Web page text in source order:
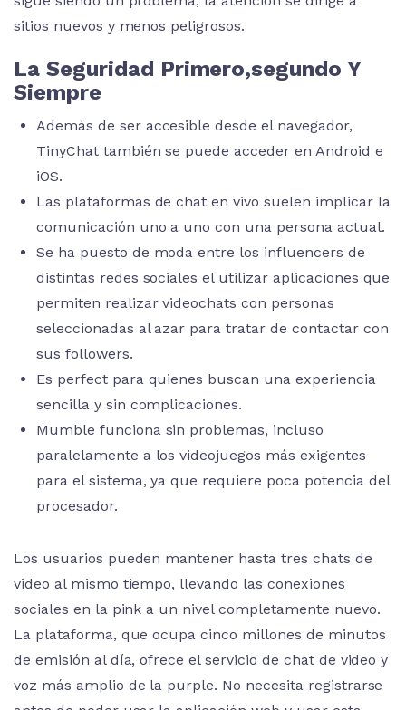
sitios nuevos y menos peligrosos.
La Seguridad Primero,segundo Y
Siempre
Además de ser accesible desde el navegador,
TinyChat también se puede acceder en Android e
iOS.
Las plataformas de chat en vivo suelen implicar la
comunicación uno a uno con una persona actual.
Se ha puesto de moda entre los influencers de
distintas redes sociales el utilizar aplicaciones que
permiten realizar videochats con personas
seleccionadas al azar para tratar de contactar con
sus followers.
Es perfect para quienes buscan una experiencia
sencilla y sin complicaciones.
Mumble funciona sin problemas, incluso
paralelamente a los videojuegos más exigentes
para el sistema, ya que requiere poca potencia del
procesador.
Los usuarios pueden mantener hasta tres chats de
video al mismo tiempo, llevando las conexiones
sociales en la pink a un nivel completamente nuevo.
La plataforma, que ocupa cinco millones de minutos
de emisión al día, ofrece el servicio de chat de video y
voz más amplio de la purple. No necesita registrarse